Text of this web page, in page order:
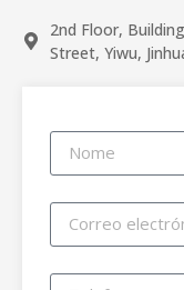
2nd Floor,
Street, Yiwu,